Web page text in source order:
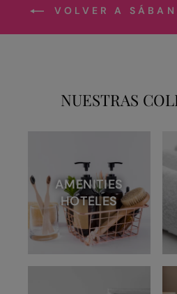
VOLVER A
NUESTRAS
AMENITIES
HOTELES